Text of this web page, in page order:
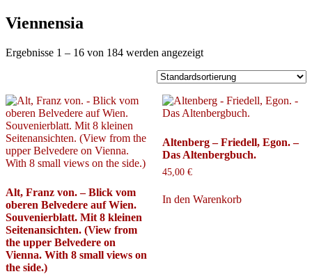
Viennensia
Ergebnisse 1 – 16 von 184 werden angezeigt
Alt, Franz von. – Blick vom
oberen Belvedere auf Wien.
Souvenierblatt. Mit 8 kleinen
Seitenansichten. (View from
the upper Belvedere on
Vienna. With 8 small views on
the side.)
Altenberg – Friedell, Egon. –
Das Altenbergbuch.
45,00 €
In den Warenkorb